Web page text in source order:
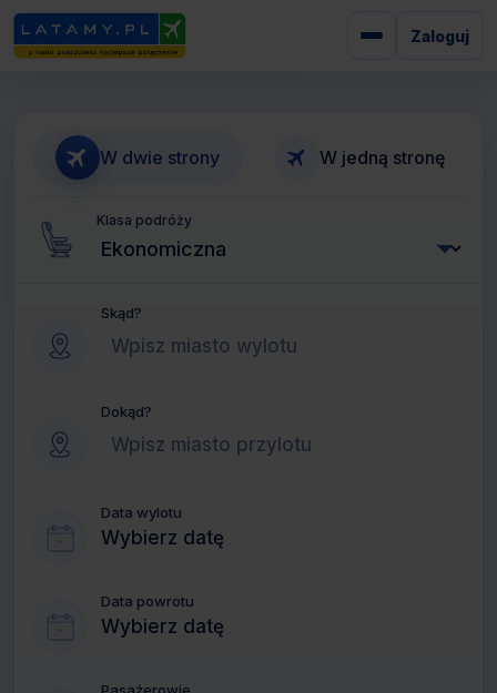
Zaloguj
W dwie strony W jedną stronę
Klasa podróży
Skąd?
Dokąd?
Data wylotu
Wybierz datę
Data powrotu
Wybierz datę
Pasażerowie